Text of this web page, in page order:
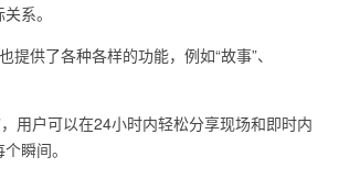
系。
供了各种各样的功能，例如“故事”、
用户可以在24小时内轻松分享现场和即时内
瞬间。